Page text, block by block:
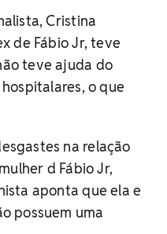
Cristina
de Fábio Jr, teve
teve ajuda do
o que
na relação
d Fábio Jr,
aponta que ela e
possuem uma